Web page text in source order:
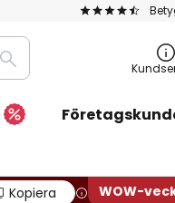
Sök
Kopiera WOW-